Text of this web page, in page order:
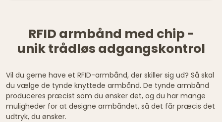
RFID armbånd med chip -
unik trådløs adgangskontrol
Vil du gerne have et RFID-armbånd, der skiller sig ud? Så skal
du vælge de tynde knyttede armbånd. De tynde armbånd
produceres præcist som du ønsker det, og du har mange
muligheder for at designe armbåndet, så det får præcis det
udtryk, du ønsker.